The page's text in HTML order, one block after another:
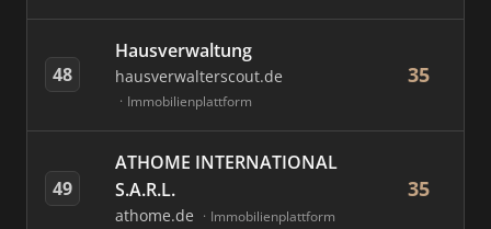
48
Hausverwaltung
hausverwalterscout.de
Immobilienplattform
35
49
ATHOME INTERNATIONAL
S.A.R.L.
athome.de Immobilienplattform
35